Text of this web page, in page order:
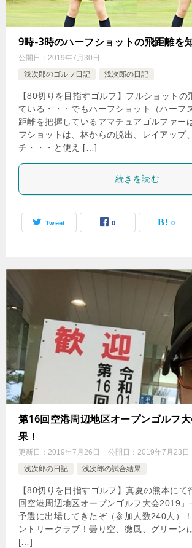
9時-3時のハーフショットの飛距離を
公開日： 2019年7月30日
浅次郎のゴルフ日記
浅次郎の日記
【80切りを目指すゴルフ】フルショットの
ている・・・でもハーフショット（ハーフ
距離を把握しているアマチュアゴルファー
フショットは、林からの脱出、レイアップ
チ・・・と使え […]
続きを読む
Tweet 0 0
第16回空港周辺地区オープンゴルフ
果！
更新日： 2019年7月26日 公開日： 2019年7月23日
浅次郎の日記
浅次郎の試合結果
【80切りを目指すゴルフ】真夏の熊本にて
回空港周辺地区オープンゴルフ大会2019
予選に出場してきたぞ（参加人数240人）
ントリークラブ！曇り空、微風、グリーン
[…]